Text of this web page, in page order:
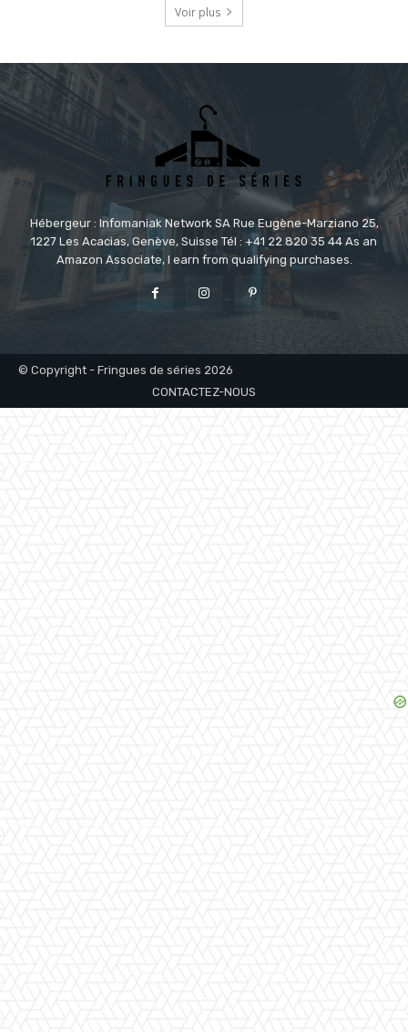
Voir plus
Hébergeur : Infomaniak Network SA Rue Eugène-Marziano 25,
1227 Les Acacias, Genève, Suisse Tél : +41 22 820 35 44 As an
Amazon Associate, I earn from qualifying purchases.
© Copyright - Fringues de séries 2026
CONTACTEZ-NOUS